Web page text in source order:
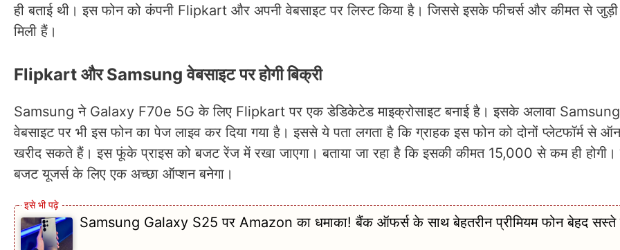
ही बताई थी। इस फोन को कंपनी Flipkart और अपनी वेबसाइट पर लिस्ट किया है। जिससे इसके फीचर्स और कीमत से जुड़ी
मिली हैं।
Flipkart और Samsung वेबसाइट पर होगी बिक्री
Samsung ने Galaxy F70e 5G के लिए Flipkart पर एक डेडिकेटेड माइक्रोसाइट बनाई है। इसके अलावा
वेबसाइट पर भी इस फोन का पेज लाइव कर दिया गया है। इससे ये पता लगता है कि ग्राहक इस फोन को दोनों प्लेटफॉर्म से
खरीद सकते हैं। इस फूंके प्राइस को बजट रेंज में रखा जाएगा। बताया जा रहा है कि इसकी कीमत 15,000 से कम ही
बजट यूजर्स के लिए एक अच्छा ऑप्शन बनेगा।
Samsung Galaxy S25 पर Amazon का धमाका! बैंक ऑफर्स के साथ बेहतरीन प्रीमियम फोन बेहद सस्ते